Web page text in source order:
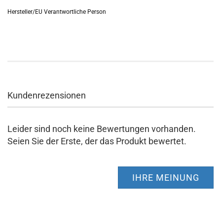
Hersteller/EU Verantwortliche Person
Kundenrezensionen
Leider sind noch keine Bewertungen vorhanden.
Seien Sie der Erste, der das Produkt bewertet.
IHRE MEINUNG